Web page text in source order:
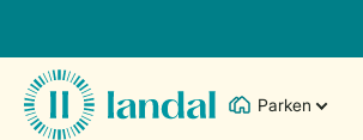
Parken